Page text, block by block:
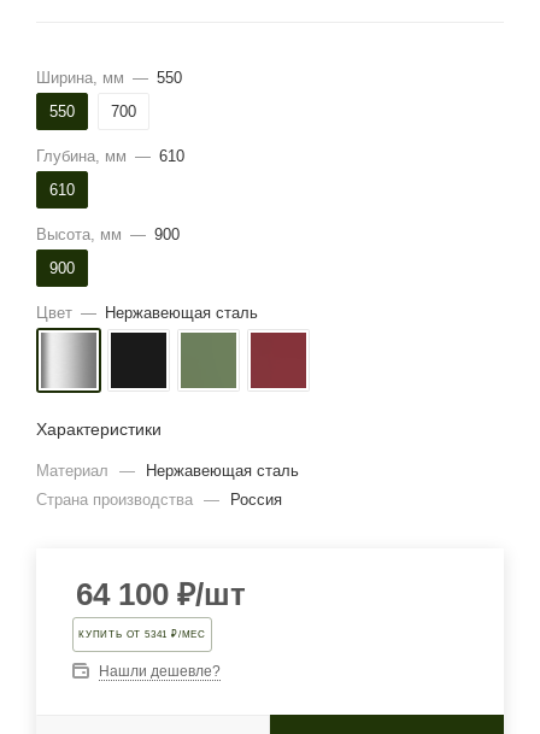
Ширина, мм — 550
550
700
Глубина, мм — 610
610
Высота, мм — 900
900
Цвет — Нержавеющая сталь
Характеристики
Материал —
Нержавеющая сталь
Страна производства — Россия
64 100 ₽/шт
КУПИТЬ ОТ 5341 ₽/МЕС
Нашли дешевле?